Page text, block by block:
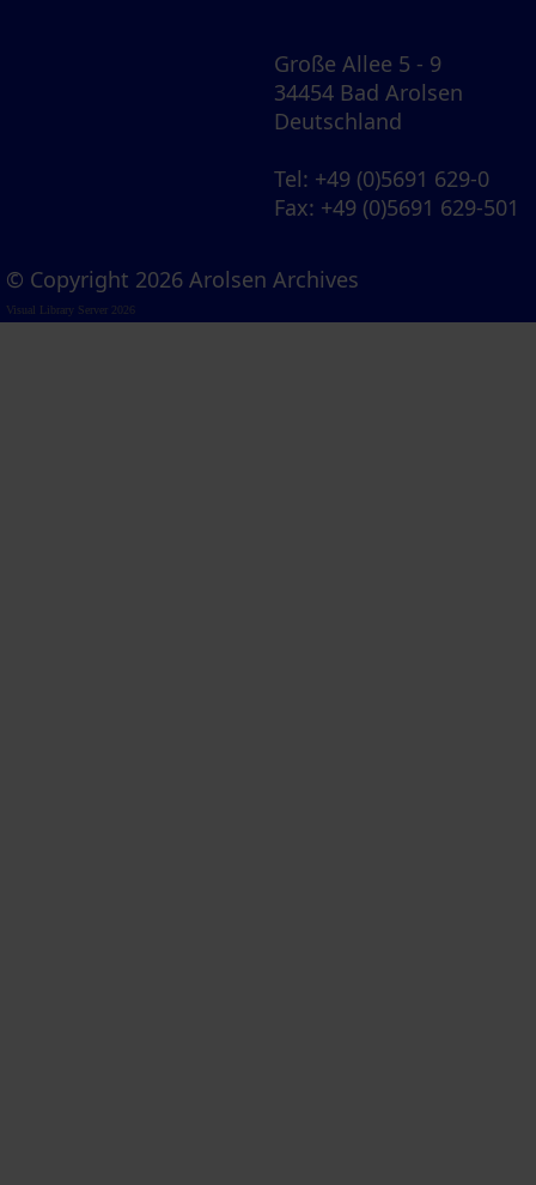
Große Allee 5 - 9
34454 Bad Arolsen
Deutschland
Tel: +49 (0)5691 629-0
Fax: +49 (0)5691 629-501
© Copyright 2026 Arolsen Archives
Visual Library Server 2026